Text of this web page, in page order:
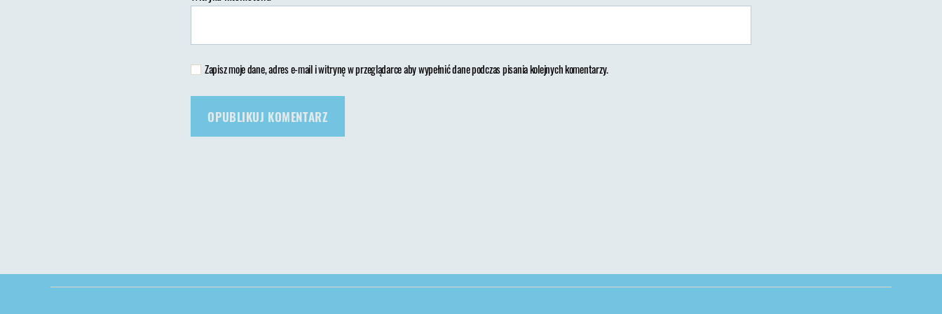
Zapisz moje dane, adres e-mail i witrynę w przeglądarce aby wypełnić dane podczas pisania kolejnych komentarzy.